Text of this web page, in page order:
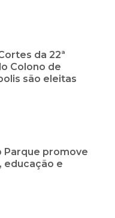
da 22ª
Colono de
são eleitas
Parque promove
educação e